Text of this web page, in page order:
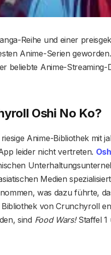
Reihe und einer
Anime-Serien
beliebte Anime-
Oshi No Ko?
Anime-Bibliothek mit
leider nicht vertreten.
Medien
was dazu führte,
von Crunchyroll
sind Food Wars!Staffel 1